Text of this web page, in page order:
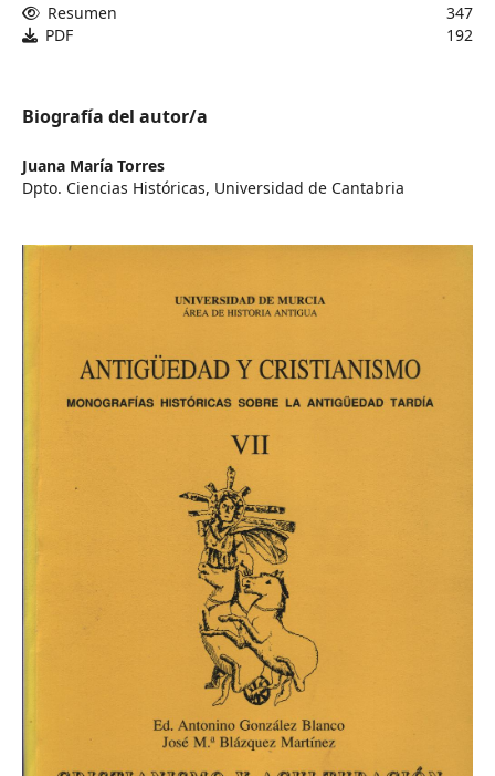
Resumen
347
PDF
192
Biografía del autor/a
Juana María Torres
Dpto. Ciencias Históricas, Universidad de Cantabria